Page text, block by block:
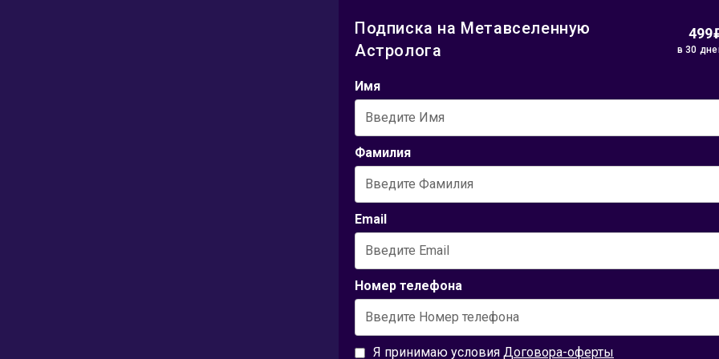
Подписка на Метавселенную
Астролога
499
в30
Имя
Фамилия
Email
Номер телефона
Я принимаю условия Договора-оферты